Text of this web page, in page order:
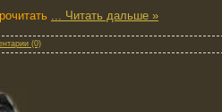
Читать дальше »
(0)